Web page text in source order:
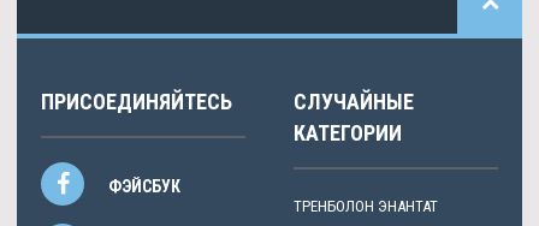
ПРИСОЕДИНЯЙТЕСЬ
ФЭЙСБУК
СЛУЧАЙНЫЕ
КАТЕГОРИИ
ТРЕНБОЛОН ЭНАНТАТ